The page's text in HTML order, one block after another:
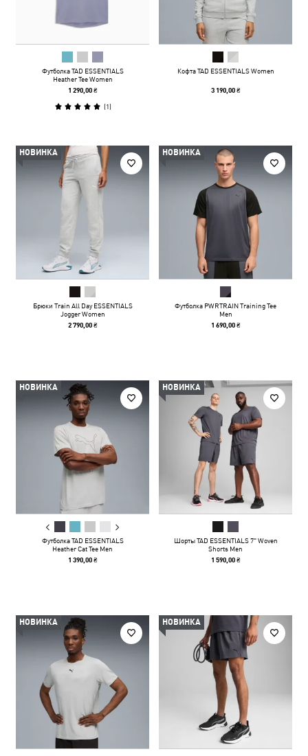
Футболка TAD ESSENTIALS
Heather Tee Women
1 290,00 ₴
(1)
Кофта TAD ESSENTIALS Women
3 190,00 ₴
НОВИНКА
Брюки Train All Day ESSENTIALS
Jogger Women
2 790,00 ₴
НОВИНКА
Футболка PWRTRAIN Training Tee
Men
1 690,00 ₴
НОВИНКА
Футболка TAD ESSENTIALS
Heather Cat Tee Men
1 390,00 ₴
НОВИНКА
Шорты TAD ESSENTIALS 7" Woven
Shorts Men
1 590,00 ₴
НОВИНКА НОВИНКА